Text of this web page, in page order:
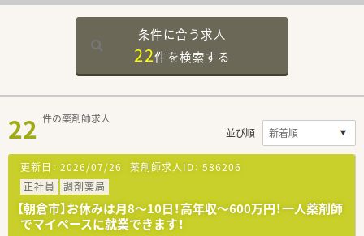
条件に合う求人
22件を検索する
22 件の薬剤師求人
並び順
更新日： 2026/07/26 薬剤師求人ID： 586206
正社員
調剤薬局
【朝倉市】お休みは月8～10日！高年収～600万円！一人薬剤師
でマイペースに就業できます！